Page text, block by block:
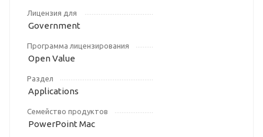
Лицензия для
Government
Программа лицензирования
Open Value
Раздел
Applications
Семейство продуктов
PowerPoint Mac